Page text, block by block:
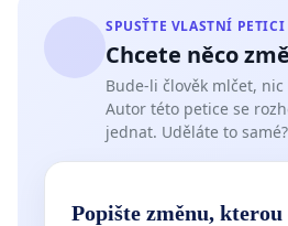
SPUSŤTE VLASTNÍ PETICI
Chcete něco
Bude-li člověk mlčet,
Autor této petice se
jednat. Uděláte to samé?
Popište změnu,